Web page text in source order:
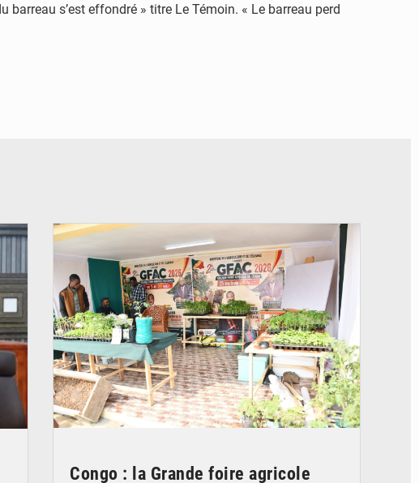
barreau s’est effondré » titre Le Témoin. « Le barreau perd
Congo : la Grande foire agricole